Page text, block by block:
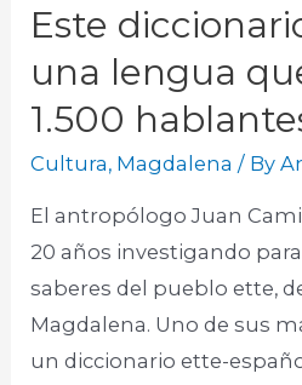
Este
una lengua
1.500
Cultura, Magdalena / By
El antropólogo Juan
20 años investigando
saberes del pueblo ette,
Magdalena. Uno de sus
un diccionario ette-